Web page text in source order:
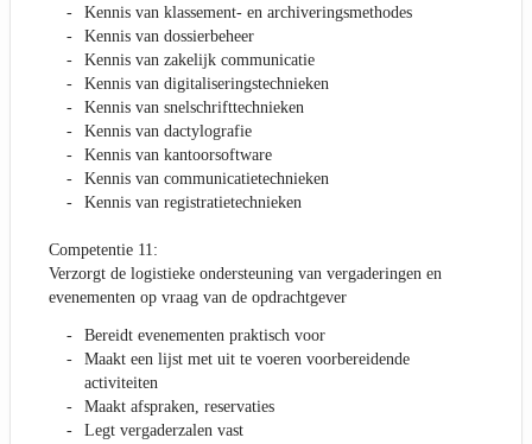
Kennis van klassement- en archiveringsmethodes
Kennis van dossierbeheer
Kennis van zakelijk communicatie
Kennis van digitaliseringstechnieken
Kennis van snelschrifttechnieken
Kennis van dactylografie
Kennis van kantoorsoftware
Kennis van communicatietechnieken
Kennis van registratietechnieken
Competentie 11:
Verzorgt de logistieke ondersteuning van vergaderingen en
evenementen op vraag van de opdrachtgever
Bereidt evenementen praktisch voor
Maakt een lijst met uit te voeren voorbereidende
activiteiten
Maakt afspraken, reservaties
Legt vergaderzalen vast